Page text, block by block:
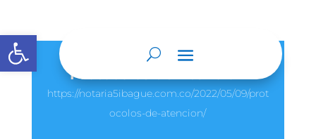
Abrir barra de herramientas
Protocolos de Atención
https://notaria5ibague.com.co/2022/05/09/prot
ocolos-de-atencion/